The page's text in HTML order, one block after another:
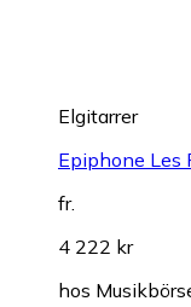
Elgitarrer
Epiphone Les
fr.
4 222 kr
hos